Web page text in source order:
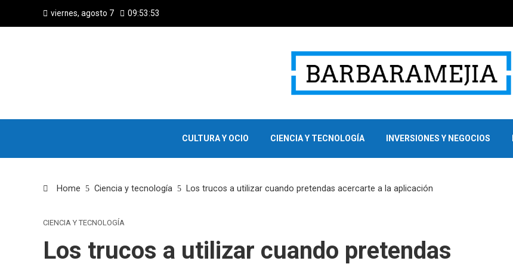
viernes, agosto 7 09:53:54
CULTURA Y OCIO CIENCIA Y TECNOLOGÍA INVERSIONES Y NEGOCIOS
Home Ciencia y tecnología Los trucos a utilizar cuando pretendas acercarte a la aplicación
CIENCIA Y TECNOLOGÍA
Los trucos a utilizar cuando pretendas